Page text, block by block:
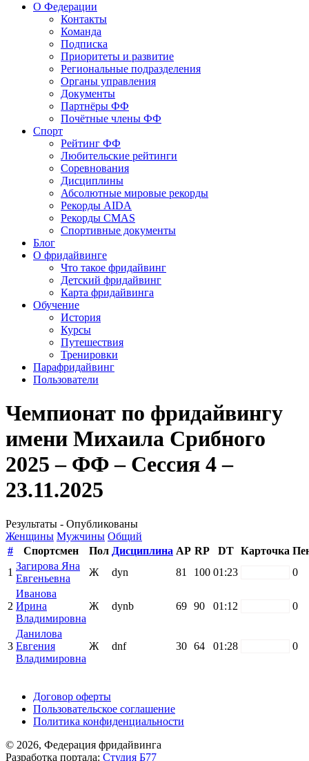
О Федерации
Контакты
Команда
Подписка
Приоритеты и развитие
Региональные подразделения
Органы управления
Документы
Партнёры ФФ
Почётные члены ФФ
Спорт
Рейтинг ФФ
Любительские рейтинги
Соревнования
Дисциплины
Абсолютные мировые рекорды
Рекорды AIDA
Рекорды CMAS
Спортивные документы
Блог
О фридайвинге
Что такое фридайвинг
Детский фридайвинг
Карта фридайвинга
Обучение
История
Курсы
Путешествия
Тренировки
Парафридайвинг
Пользователи
Чемпионат по фридайвингу
имени Михаила Срибного
2025 – ФФ – Сессия 4 –
23.11.2025
Результаты - Опубликованы
Женщины Мужчины Общий
#
Спортсмен Пол Дисциплина AP RP DT Карточка
1
Загирова Яна
Евгеньевна
Ж dyn 81 100 01:23 0
2
Иванова
Ирина
Владимировна
Ж dynb 69 90 01:12 0
3
Данилова
Евгения
Владимировна
Ж dnf 30 64 01:28 0
Договор оферты
Пользовательское соглашение
Политика конфиденциальности
© 2026, Федерация фридайвинга
Разработка портала: Студия Б77